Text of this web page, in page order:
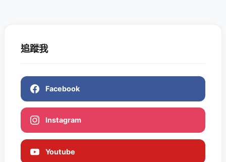
追蹤我
Facebook
Instagram
Youtube